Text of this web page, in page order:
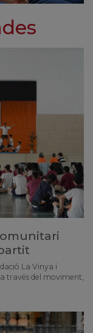
La Vinya i
través del moviment,